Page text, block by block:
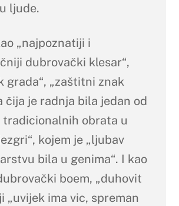
ljude.
„najpoznatiji i
dubrovački klesar“,
grada“, „zaštitni znak
čija je radnja bila jedan od
obrata u
kojem je „ljubav
bila u genima“. I kao
boem, „duhovit
„uvijek ima vic, spreman